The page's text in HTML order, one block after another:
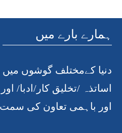
ہمارے بارے میں
دنیا کےمختلف گوشوں میں
اساتذہ /تخلیق کار/ادبا/
اور باہمی تعاون کی